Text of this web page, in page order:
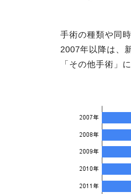
手術の種類や同
2007年以降は、
「その他手術」